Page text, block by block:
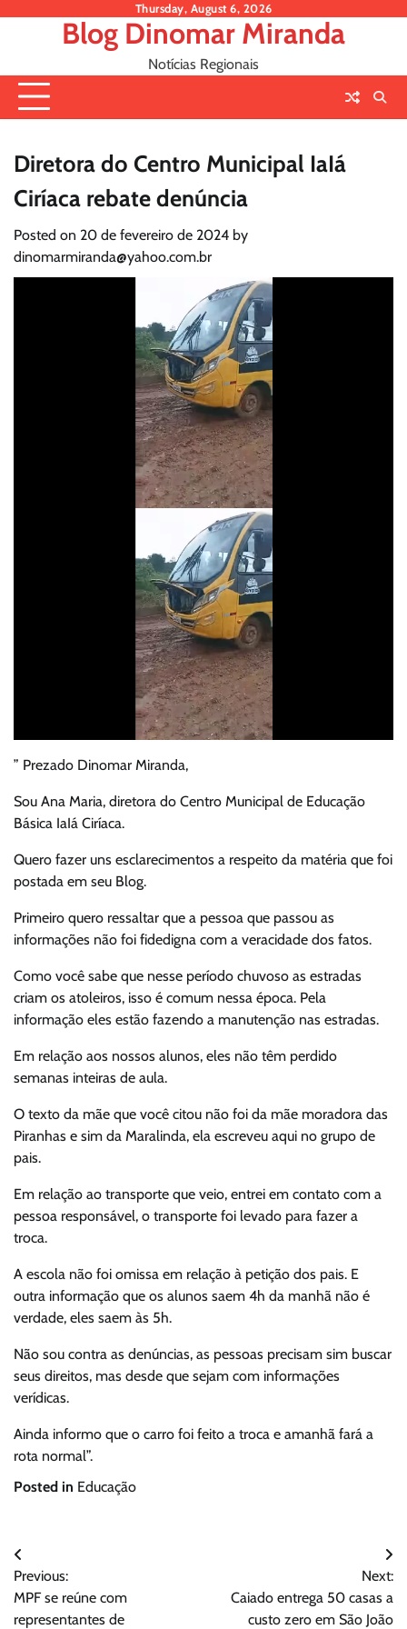
Thursday, August 6, 2026
Blog Dinomar Miranda
Notícias Regionais
Diretora do Centro Municipal IaIá
Ciríaca rebate denúncia
Posted on 20 de fevereiro de 2024 by
dinomarmiranda@yahoo.com.br
” Prezado Dinomar Miranda,
Sou Ana Maria, diretora do Centro Municipal de Educação
Básica IaIá Ciríaca.
Quero fazer uns esclarecimentos a respeito da matéria que foi
postada em seu Blog.
Primeiro quero ressaltar que a pessoa que passou as
informações não foi fidedigna com a veracidade dos fatos.
Como você sabe que nesse período chuvoso as estradas
criam os atoleiros, isso é comum nessa época. Pela
informação eles estão fazendo a manutenção nas estradas.
Em relação aos nossos alunos, eles não têm perdido
semanas inteiras de aula.
O texto da mãe que você citou não foi da mãe moradora das
Piranhas e sim da Maralinda, ela escreveu aqui no grupo de
pais.
Em relação ao transporte que veio, entrei em contato com a
pessoa responsável, o transporte foi levado para fazer a
troca.
A escola não foi omissa em relação à petição dos pais. E
outra informação que os alunos saem 4h da manhã não é
verdade, eles saem às 5h.
Não sou contra as denúncias, as pessoas precisam sim buscar
seus direitos, mas desde que sejam com informações
verídicas.
Ainda informo que o carro foi feito a troca e amanhã fará a
rota normal”.
Posted in Educação
Navegação
de
Previous:
MPF se reúne com
representantes de
Next:
Caiado entrega 50 casas a
custo zero em São João